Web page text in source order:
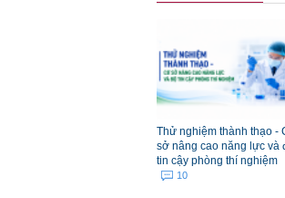
Thử nghiệm thành thạo -
sở nâng cao năng lực và
tin cậy phòng thí nghiệm
10